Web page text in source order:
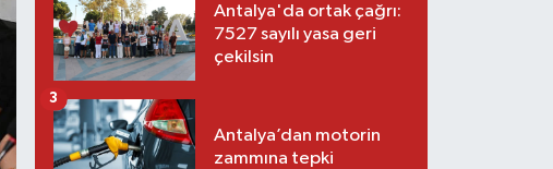
Antalya'da ortak çağrı:
7527 sayılı yasa geri
çekilsin
Antalya’dan motorin
zammına tepki
3